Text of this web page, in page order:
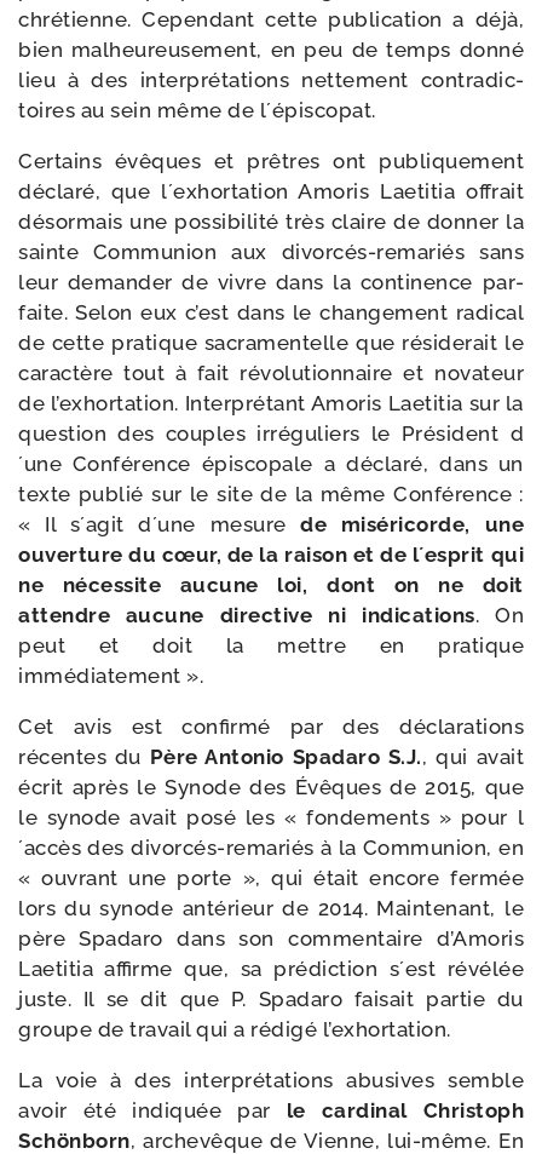
chré­tienne. Cependant cette publi­ca­tion a déjà,
bien mal­heu­reu­se­ment, en peu de temps don­né
lieu à des inter­pré­ta­tions net­te­ment contra­dic­
toires au sein même de l´épiscopat.
Certains évêques et prêtres ont publi­que­ment
décla­ré, que l´exhortation Amoris Laetitia offrait
désor­mais une pos­si­bi­li­té très claire de don­ner la
sainte Communion aux divorcés-​remariés sans
leur deman­der de vivre dans la conti­nence par­
faite. Selon eux c’est dans le chan­ge­ment radi­cal
de cette pra­tique sacra­men­telle que rési­de­rait le
carac­tère tout à fait révo­lu­tion­naire et nova­teur
de l’exhortation. Interprétant Amoris Laetitia sur la
ques­tion des couples irré­gu­liers le Président d
´une Conférence épis­co­pale a décla­ré, dans un
texte publié sur le site de la même Conférence :
« Il s´agit d´une mesurede misé­ri­corde, une
ouver­ture du cœur, de la rai­son et de l´esprit qui
ne néces­site aucune loi, dont on ne doit
attendre aucune direc­tive ni indi­ca­tions. On
peut et doit la mettre en pra­tique
immédiatement ».
Cet avis est confir­mé par des décla­ra­tions
récentes du Père Antonio Spadaro S.J., qui avait
écrit après le Synode des Évêques de 2015, que
le synode avait posé les « fon­de­ments » pour l
´accès des divorcés-​remariés à la Communion, en
« ouvrant une porte », qui était encore fer­mée
lors du synode anté­rieur de 2014. Maintenant, le
père Spadaro dans son com­men­taire d’Amoris
Laetitia affirme que, sa pré­dic­tion s´est révé­lée
juste. Il se dit que P. Spadaro fai­sait par­tie du
groupe de tra­vail qui a rédi­gé l’exhortation.
La voie à des inter­pré­ta­tions abu­sives semble
avoir été indi­quée par le car­di­nal Christoph
Schönborn, arche­vêque de Vienne, lui-​même. En